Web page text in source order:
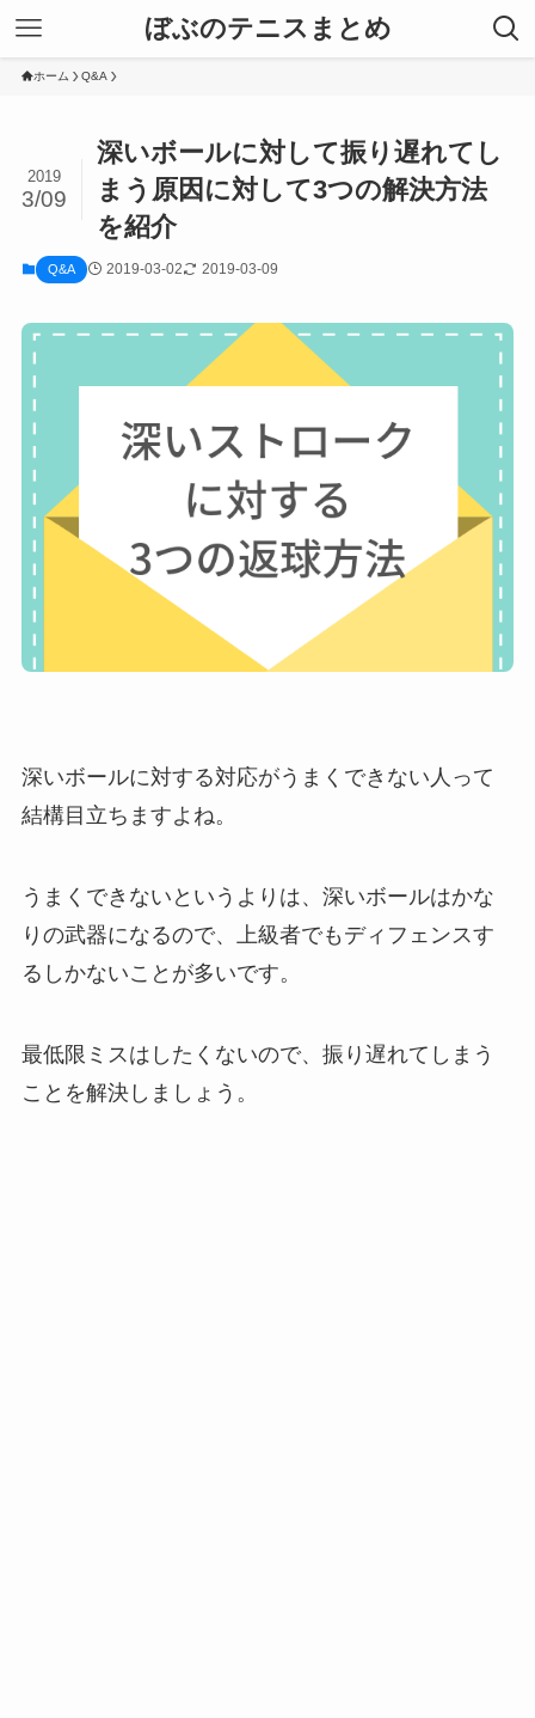
ぼぶのテニスまとめ
ホーム Q&A
深いボールに対して振り遅れてし
まう原因に対して3つの解決方法
を紹介
2019
3/09
Q&A 2019-03-02 2019-03-09
深いボールに対する対応がうまくできない人って
結構目立ちますよね。
うまくできないというよりは、深いボールはかな
りの武器になるので、上級者でもディフェンスす
るしかないことが多いです。
最低限ミスはしたくないので、振り遅れてしまう
ことを解決しましょう。